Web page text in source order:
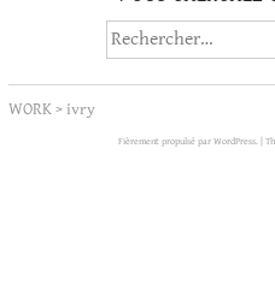
Rechercher :
WORK> ivry
Fièrement propulsé par WordPress.